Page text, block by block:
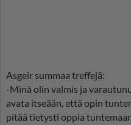
Asgeir summaa treffejä:
-Minä olin valmis ja
avata itseään, että opin
pitää tietysti oppia